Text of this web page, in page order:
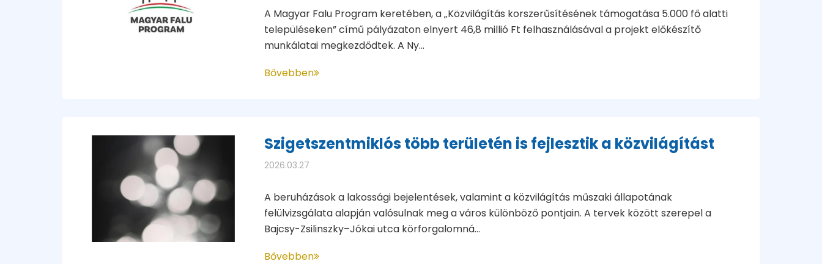
A Magyar Falu Program keretében, a „Közvilágítás korszerűsítésének támogatása 5.000 fő alatti
településeken” című pályázaton elnyert 46,8 millió Ft felhasználásával a projekt előkészítő
munkálatai megkezdődtek. A Ny...
Bővebben
Szigetszentmiklós több területén is fejlesztik a közvilágítást
2026.03.27
A beruházások a lakossági bejelentések, valamint a közvilágítás műszaki állapotának
felülvizsgálata alapján valósulnak meg a város különböző pontjain. A tervek között szerepel a
Bajcsy-Zsilinszky–Jókai utca körforgalomná...
Bővebben